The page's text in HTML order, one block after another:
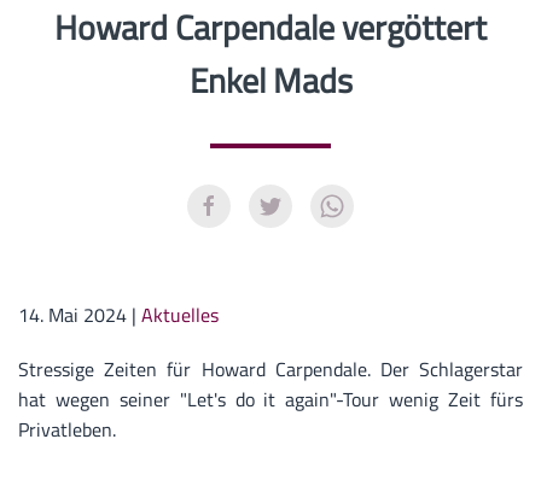
Howard Carpendale vergöttert
Enkel Mads
14. Mai 2024 | Aktuelles
Stressige Zeiten für Howard Carpendale. Der Schlagerstar
hat wegen seiner "Let's do it again"-Tour wenig Zeit fürs
Privatleben.